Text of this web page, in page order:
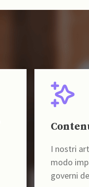
I nostri
modo
governi